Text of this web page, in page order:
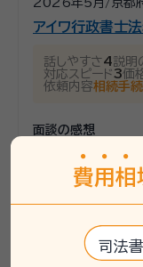
2026年5月 / 京都
アイワ行政書士
話しやすさ4説明
対応スピード3価
依頼内容相続手
面談の感想
近隣まで来ていた
無くスムーズに話が
契約後の感想
進捗状況はまだま
か分からないので
費用 相
司法